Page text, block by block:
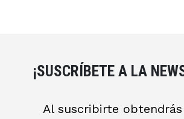
¡SUSCRÍBETE A LA
Al suscribirte obtendrás